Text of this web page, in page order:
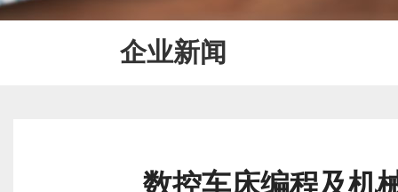
企业新闻
数控车床编程及机